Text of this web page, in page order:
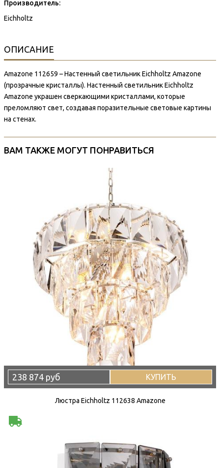
Производитель:
Eichholtz
ОПИСАНИЕ
Amazone 112659 – Настенный светильник Eichholtz Amazone
(прозрачные кристаллы). Настенный светильник Eichholtz
Amazone украшен сверкающими кристаллами, которые
преломляют свет, создавая поразительные световые картины
на стенах.
ВАМ ТАКЖЕ МОГУТ ПОНРАВИТЬСЯ
238 874 руб КУПИТЬ
Люстра Eichholtz 112638 Amazone